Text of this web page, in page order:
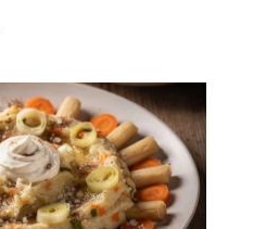
portions individuelles.
LÉGERS, EMPILABLES &
PRATIQUES : Faciles à
manipuler, transporter et
stocker, ces plateaux
jetables simplifient
l'organisation de vos